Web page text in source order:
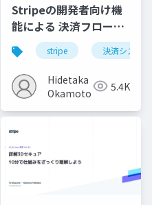
ノーコード サブスクリ
Stripeの開発者向け機
能による 決済フロー開
発・保守の効率化
stripe 決済システム
Hidetaka
Okamoto
5.4K